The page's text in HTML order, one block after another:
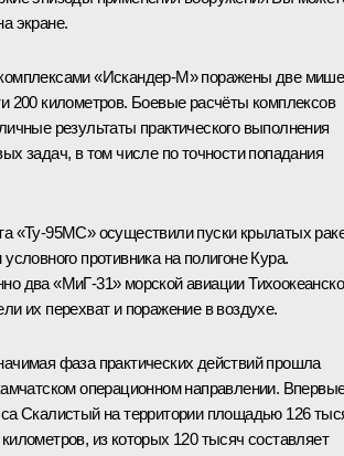
экране.
«Искандер-М» поражены две
200 километров. Боевые расчёты комплексов
результаты практического выполнения
задач, в том числе по точности попадания
«Ту-95МС» осуществили пуски крылатых
противника на полигоне Кура.
два «МиГ-31» морской авиации
их перехват и поражение в воздухе.
фаза практических действий прошла
операционном направлении.
Скалистый на территории площадью 126
из которых 120 тысяч составляет